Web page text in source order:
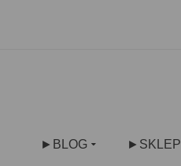
►BLOG ►SKLEP